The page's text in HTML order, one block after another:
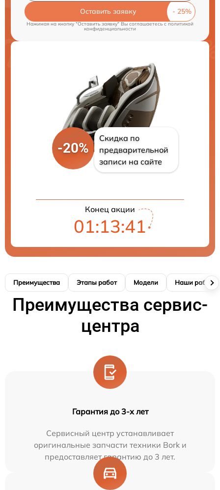
Оставить заявку
Нажимая на кнопку "Оставить заявку" Вы соглашаетесь cполитикой
конфиденциальности
-20%
Скидка по
предварительной
записи на сайте
Конец акции
01:13:40
Преимущества Этапы работ Модели Наши работы
Преимущества сервис-
центра
Гарантия до 3-х лет
Сервисный центр устанавливает
оригинальные запчасти техники Bork и
предоставляет гарантию до 3 лет.